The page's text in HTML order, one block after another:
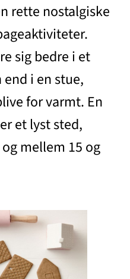
rette nostalgiske
sig bedre i et
i en stue,
for varmt. En
et lyst sted,
mellem 15 og